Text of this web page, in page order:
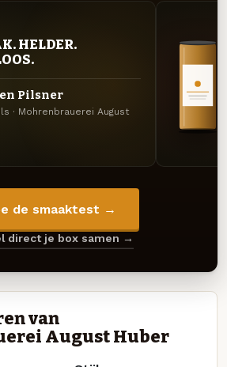
HELDER.
Pilsner
· Mohrenbrauerei August
de smaaktest →
direct je box samen →
van
August Huber